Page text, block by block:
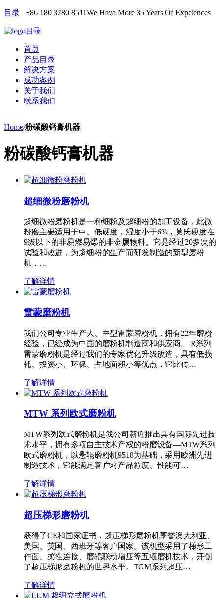
目录 +86 180 3780 8511We Hava More 35 Years Of Expeiences
目录
首页
产品目录
解决方案
成功案例
关于我们
联系我们
Home/粉碳酸钙膏机器
粉碳酸钙膏机器
超细微粉磨粉机
超细微粉磨粉机是一种细粉及超细粉的加工设备，此微
粉磨主要适用于中、低硬度，湿度小于6%，莫氏硬度在
9级以下的非易燃易爆的非金属物料。它是经过20多次的
试验和改进，为超细粉的生产而研发制造的新型磨粉
机，…
了解详情
雷蒙磨粉机
我们公司专业生产大、中型雷蒙磨粉机，拥有22年磨粉
经验，已经成为中国的磨粉机制造商和供应商。 R系列
雷蒙磨粉机是经过我们的专家优化升级改造，具有低损
耗、投资小、环保、占地面积小等优点，它比传…
了解详情
MTW 系列欧式磨粉机
MTW系列欧式磨粉机是我公司新近推出具有国际先进技
术水平，拥有多项自主技术产权的粉磨设备—MTW系列
欧式磨粉机，以悬辊磨粉机9518为基础，采用欧洲先进
制造技术，它能满足客户对产品粒度、性能可…
了解详情
超压梯形磨粉机
获得了CE和国家证书，超压梯形磨粉机享誉澳大利亚、
美国、英国、西班牙等客户国家。该机型采用了梯形工
作面、柔性连接、磨辊联动增压等五项磨机技术，开创
了超压梯形磨粉机的世界水平。TGM系列超压…
了解详情